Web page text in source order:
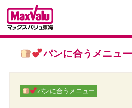
パンに合うメニュー
パンに合うメニュー